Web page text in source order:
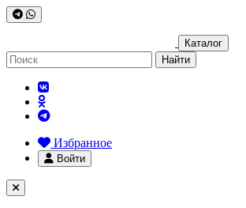
Каталог
Найти
Избранное
Войти